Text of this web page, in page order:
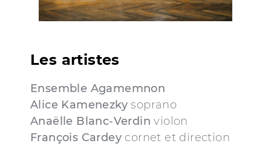
Les artistes
Ensemble Agamemnon
Alice Kamenezky soprano
Anaëlle Blanc-Verdin violon
François Cardey cornet et direction